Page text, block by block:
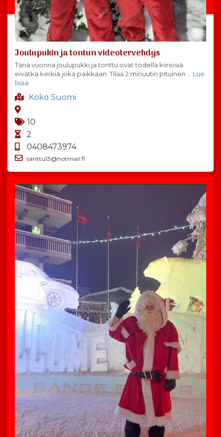
Joulupukin ja tontun videotervehdys
Tänä vuonna joulupukki ja tonttu ovat todella kiireisiä
eivätkä kerkiä joka paikkaan. Tilaa 2 minuutin pituinen … Lue
lisää
Koko Suomi
10
2
0408473974
santtu13@hotmail.fi